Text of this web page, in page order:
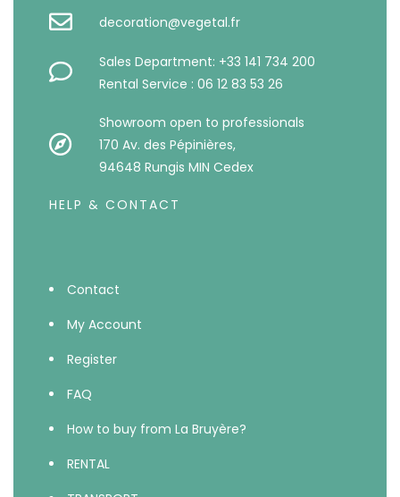
decoration@vegetal.fr
Sales Department: +33 141 734 200
Rental Service : 06 12 83 53 26
Showroom open to professionals
170 Av. des Pépinières,
94648 Rungis MIN Cedex
HELP & CONTACT
Contact
My Account
Register
FAQ
How to buy from La Bruyère?
RENTAL